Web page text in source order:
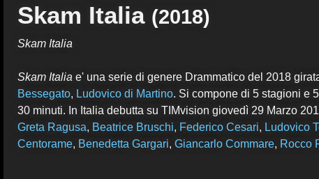
Skam Italia (2018)
Skam Italia
Skam Italia e' una serie di genere Drammatico del 2018
Bessegato, Ludovico di Martino. Si compone di 5stagioni e
30 minuti. In Italia debutta su TIMvision giovedì 29 Marzo
Greta Ragusa, Beatrice Bruschi, Federico Cesari, Ludovico
Centorame, Benedetta Gargari, Giancarlo Commare, Rocco